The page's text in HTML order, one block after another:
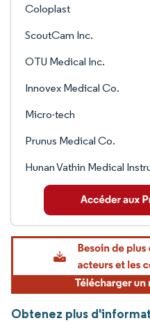
Coloplast
ScoutCam Inc.
OTU Medical Inc.
Innovex Medical Co.
Micro-tech
Prunus Medical Co.
Hunan Vathin Medical
Obtenez plus